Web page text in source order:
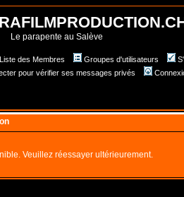
Le parapente au Salève
Liste des Membres Groupes d'utilisateurs
pour vérifier ses messages privés
Veuillez réessayer ultérieurement.